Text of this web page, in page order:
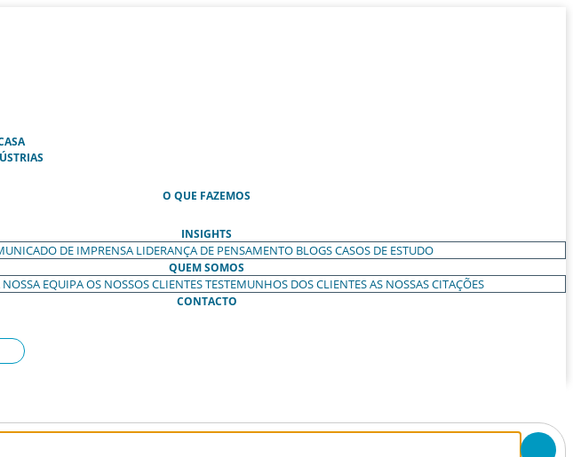
(ATUAL)
O QUE FAZEMOS
INSIGHTS
DE IMPRENSA LIDERANÇA DE PENSAMENTO BLOGSCASOS DE ESTUDO
QUEM SOMOS
NOSSA EQUIPAOS NOSSOS CLIENTESTESTEMUNHOS DOS CLIENTESAS NOSSAS CITAÇÕES
CONTACTO